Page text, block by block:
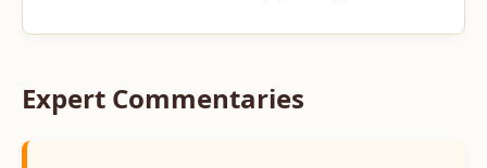
Expert Commentaries